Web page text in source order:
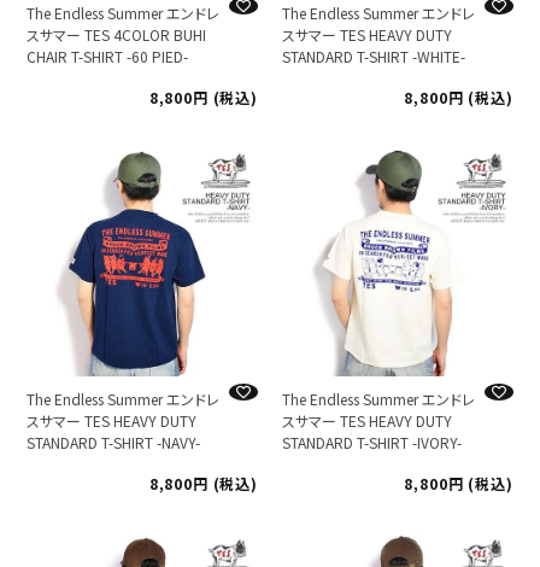
The Endless Summer エンドレ
スサマー TES 4COLOR BUHI
CHAIR T-SHIRT -60 PIED-
8,800
税込
The Endless Summer エンドレ
スサマー TES HEAVY DUTY
STANDARD T-SHIRT -WHITE-
8,800
税込
The Endless Summer エンドレ
スサマー TES HEAVY DUTY
STANDARD T-SHIRT -NAVY-
8,800
税込
The Endless Summer エンドレ
スサマー TES HEAVY DUTY
STANDARD T-SHIRT -IVORY-
8,800
税込